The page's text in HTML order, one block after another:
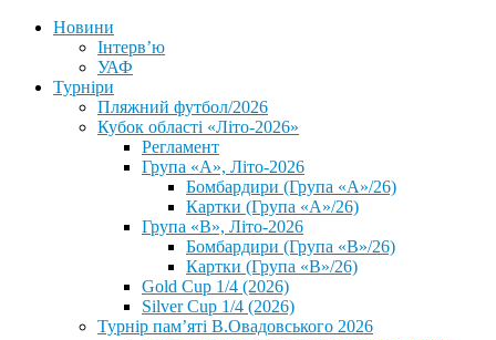
Новини
Інтерв’ю
УАФ
Турніри
Пляжний футбол/2026
Кубок області «Літо-2026»
Регламент
Група «А», Літо-2026
Бомбардири (Група «А»/26)
Картки (Група «А»/26)
Група «В», Літо-2026
Бомбардири (Група «В»/26)
Картки (Група «В»/26)
Gold Cup 1/4 (2026)
Silver Cup 1/4 (2026)
Турнір пам’яті В.Овадовського 2026